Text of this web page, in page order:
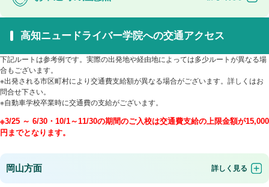
高知ニュードライバー学院への交通アクセス
下記ルートは参考例です。実際の出発地や経由地によっては多少ルートが異なる場
合もございます。
※出発される市区町村により交通費支給額が異なる場合がございます。詳しくはお
問合せ下さい。
※自動車学校卒業時に交通費の支給がございます。
※3/25 ～ 6/30・10/1～11/30の期間のご入校は交通費支給の上限金額が15,000
円までとなります。
岡山方面